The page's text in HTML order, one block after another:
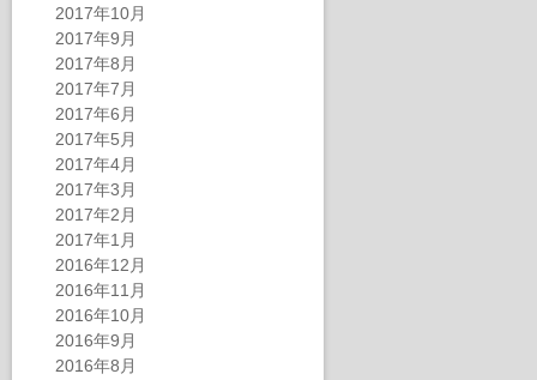
2017年10月
2017年9月
2017年8月
2017年7月
2017年6月
2017年5月
2017年4月
2017年3月
2017年2月
2017年1月
2016年12月
2016年11月
2016年10月
2016年9月
2016年8月